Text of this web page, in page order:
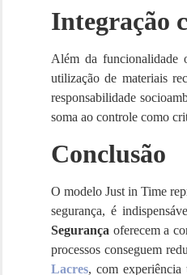
Integração
Além da funcionalidade
utilização de materiais
responsabilidade
soma ao controle como
Conclusão
O modelo Just in Time
segurança, é
Segurança oferecem a
processos conseguem
Lacres, com experiência